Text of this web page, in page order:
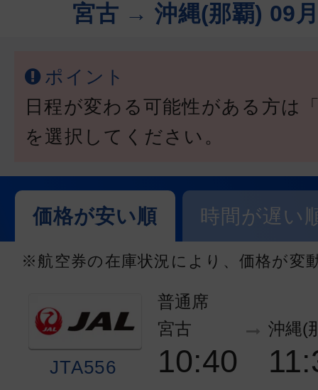
宮古 → 沖縄(那覇) 09
ポイント
日程が変わる可能性がある方は
を選択してください。
価格が安い順 時間が遅い
※航空券の在庫状況により、価格が変
JTA556
普通席
宮古
10:40
沖縄(